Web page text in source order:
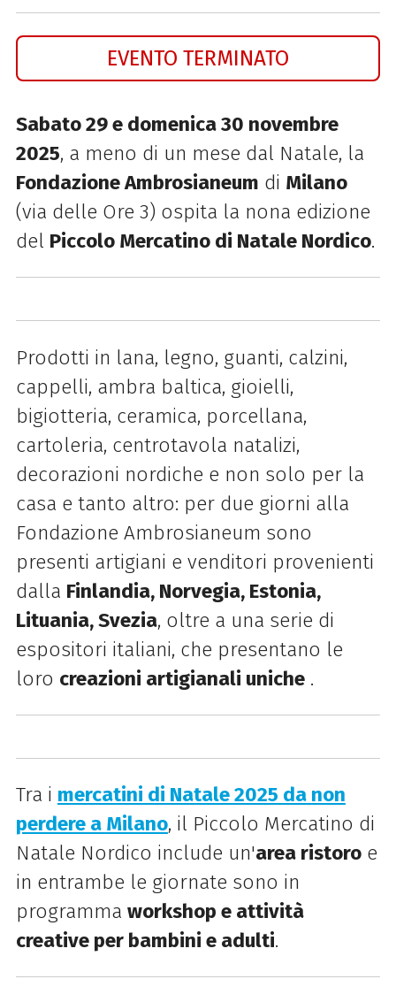
EVENTO TERMINATO
Sabato 29 e domenica 30 novembre
2025, a meno di un mese dal Natale, la
Fondazione Ambrosianeum di Milano
(via delle Ore 3) ospita la nona edizione
del Piccolo Mercatino di Natale Nordico.
Prodotti in lana, legno, guanti, calzini,
cappelli, ambra baltica, gioielli,
bigiotteria, ceramica, porcellana,
cartoleria, centrotavola natalizi,
decorazioni nordiche e non solo per la
casa e tanto altro: per due giorni alla
Fondazione Ambrosianeum sono
presenti artigiani e venditori provenienti
dalla Finlandia, Norvegia, Estonia,
Lituania, Svezia, oltre a una serie di
espositori italiani, che presentano le
loro creazioni artigianali uniche.
Tra i mercatini di Natale 2025 da non
perdere a Milano, il Piccolo Mercatino di
Natale Nordico include un'area ristoroe
in entrambe le giornate sono in
programma workshop e attività
creative per bambini e adulti.